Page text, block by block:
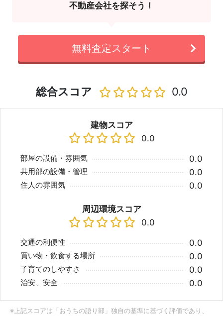
不動産会社を探そう！
無料査定スタート
総合スコア 0.0
建物スコア
0.0
部屋の設備・雰囲気 0.0
共用部の設備・管理 0.0
住人の雰囲気 0.0
周辺環境スコア
0.0
交通の利便性 0.0
買い物・飲食する場所 0.0
子育てのしやすさ 0.0
治安、安全 0.0
※上記スコアは「おうちの語り部」独自の基準に基づく評価であり、